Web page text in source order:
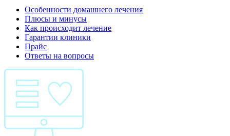
Особенности домашнего лечения
Плюсы и минусы
Как происходит лечение
Гарантии клиники
Прайс
Ответы на вопросы